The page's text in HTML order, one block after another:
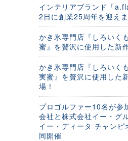
インテリアブランド「
2日に創業25周年を迎えま
かき氷専門店『しろいく
蜜』を贅沢に使用した新
かき氷専門店『しろいく
実蜜』を贅沢に使用した
場！
プロゴルファー10名が
会社と株式会社イー・グ
イー・ディータ チャンピ
同開催